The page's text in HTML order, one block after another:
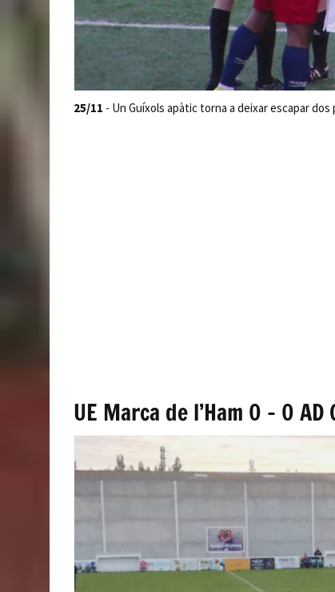
25/11 - Un Guíxols apàtic torna a deixar escapar
UE Marca de l’Ham 0 – 0